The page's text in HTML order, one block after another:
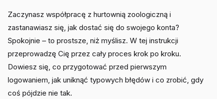
Zaczynasz współpracę z hurtownią zoologiczną i
zastanawiasz się, jak dostać się do swojego konta?
Spokojnie – to prostsze, niż myślisz. W tej instrukcji
przeprowadzę Cię przez cały proces krok po kroku.
Dowiesz się, co przygotować przed pierwszym
logowaniem, jak uniknąć typowych błędów i co zrobić, gdy
coś pójdzie nie tak.